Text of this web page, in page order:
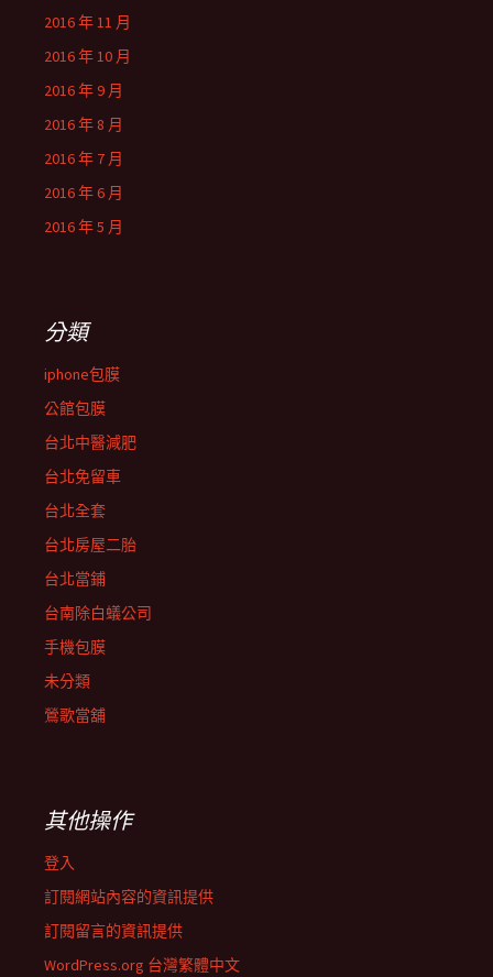
2016 年 11 月
2016 年 10 月
2016 年 9 月
2016 年 8 月
2016 年 7 月
2016 年 6 月
2016 年 5 月
分類
iphone包膜
公館包膜
台北中醫減肥
台北免留車
台北全套
台北房屋二胎
台北當鋪
台南除白蟻公司
手機包膜
未分類
鶯歌當舖
其他操作
登入
訂閱網站內容的資訊提供
訂閱留言的資訊提供
WordPress.org 台灣繁體中文